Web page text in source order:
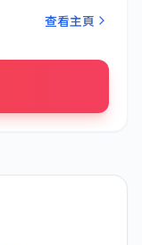
查看主頁